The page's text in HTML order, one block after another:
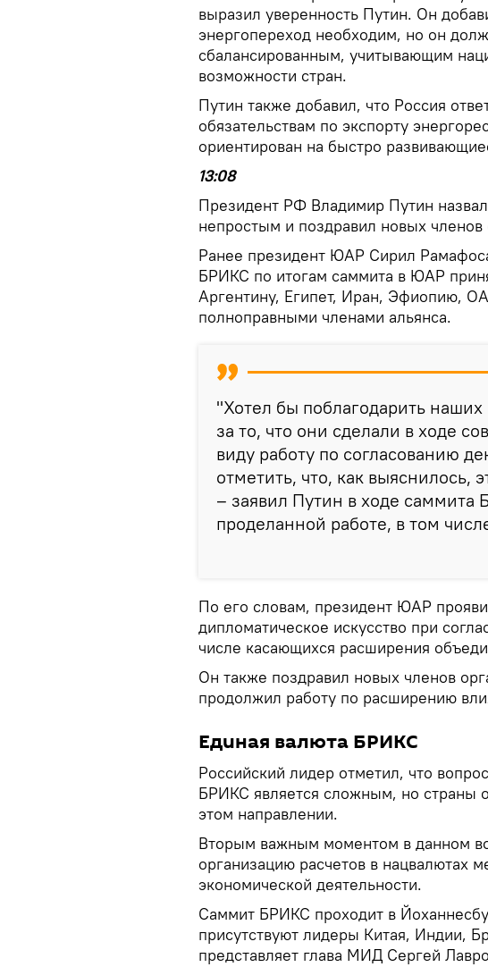
выразил уверенность Путин. Он
энергопереход необходим, но он
сбалансированным, учитывающим
возможности стран.
Путин также добавил, что Россия
обязательствам по экспорту
ориентирован на быстро
13:08
Президент РФ Владимир Путин
непростым и поздравил новых членов
Ранее президент ЮАР Сирил
БРИКС по итогам саммита в ЮАР
Аргентину, Египет, Иран, Эфиопию,
полноправными членами альянса.
"Хотел бы поблагодарить
за то, что они сделали в ходе
виду работу по согласованию
отметить, что, как выяснилось,
– заявил Путин в ходе саммита
проделанной работе, в том
По его словам, президент ЮАР
дипломатическое искусство при
числе касающихся расширения
Он также поздравил новых членов
продолжил работу по расширению
Единая валюта БРИКС
Российский лидер отметил, что
БРИКС является сложным, но страны
этом направлении.
Вторым важным моментом в данном
организацию расчетов в нацвалютах
экономической деятельности.
Саммит БРИКС проходит в
присутствуют лидеры Китая, Индии,
представляет глава МИД Сергей